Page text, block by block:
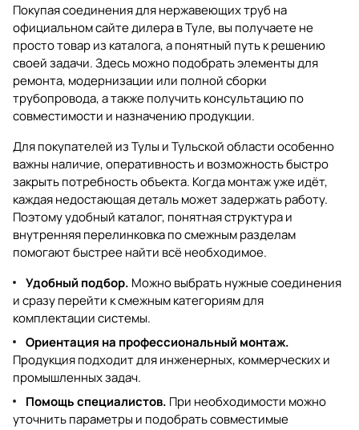
Покупая соединения для нержавеющих труб на
официальном сайте дилера в Туле, вы получаете не
просто товар из каталога, а понятный путь к решению
своей задачи. Здесь можно подобрать элементы для
ремонта, модернизации или полной сборки
трубопровода, а также получить консультацию по
совместимости и назначению продукции.
Для покупателей из Тулы и Тульской области особенно
важны наличие, оперативность и возможность быстро
закрыть потребность объекта. Когда монтаж уже идёт,
каждая недостающая деталь может задержать работу.
Поэтому удобный каталог, понятная структура и
внутренняя перелинковка по смежным разделам
помогают быстрее найти всё необходимое.
Удобный подбор. Можно выбрать нужные соединения
и сразу перейти к смежным категориям для
комплектации системы.
Ориентация на профессиональный монтаж.
Продукция подходит для инженерных, коммерческих и
промышленных задач.
Помощь специалистов. При необходимости можно
уточнить параметры и подобрать совместимые